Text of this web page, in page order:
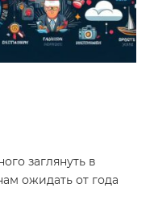
заглянуть в
ожидать от года